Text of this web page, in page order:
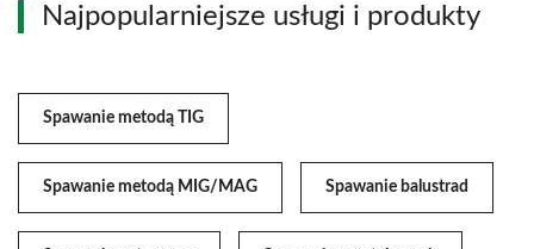
Najpopularniejsze usługi i produkty
Spawanie metodą TIG
Spawanie metodą MIG/MAG Spawanie balustrad